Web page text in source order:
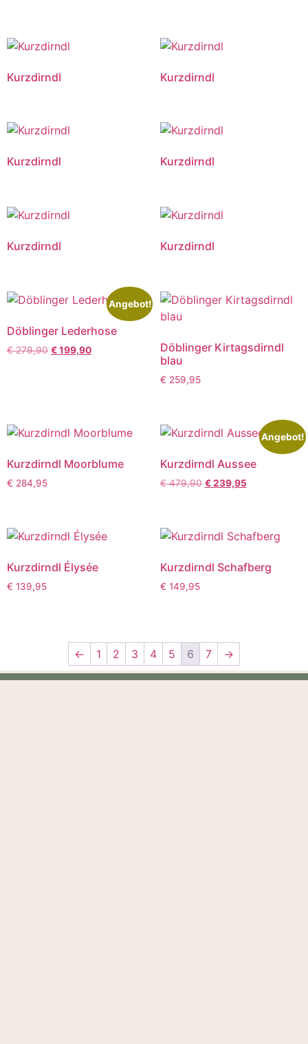
Kurzdirndl Kurzdirndl
Kurzdirndl Kurzdirndl
Kurzdirndl Kurzdirndl
Angebot!
Döblinger Lederhose
€279,90 €199,90
Döblinger Kirtagsdirndl
blau
€ 259,95
Kurzdirndl Moorblume
€ 284,95
Angebot!
Kurzdirndl Aussee
€479,90 €239,95
Kurzdirndl Élysée
€ 139,95
Kurzdirndl Schafberg
€ 149,95
← 1 2 3 4 5 6 7 →